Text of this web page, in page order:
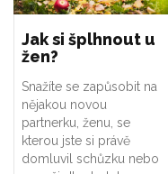
Jak si šplhnout u
žen?
Snažíte se zapůsobit na
nějakou novou
partnerku, ženu, se
kterou jste si právě
domluvil schůzku nebo